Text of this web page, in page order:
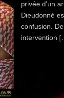
privée d’un
Dieudonné
confusion.
intervention